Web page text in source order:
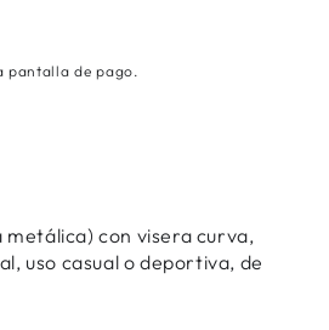
pantalla de pago.
con visera curva,
uso casual o deportiva, de